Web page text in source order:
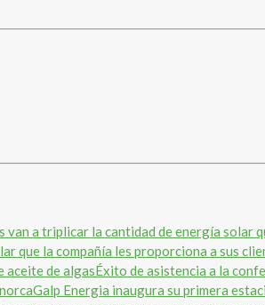
que la compañía les proporciona a sus
Éxito de asistencia a la
Galp Energia inaugura su primera